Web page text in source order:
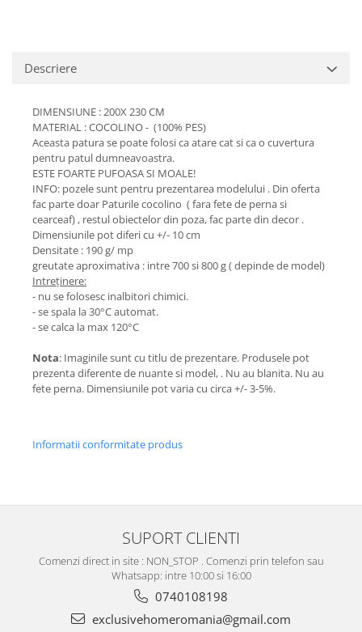
Descriere
DIMENSIUNE : 200X 230 CM
MATERIAL : COCOLINO - (100% PES)
Aceasta patura se poate folosi ca atare cat si ca o cuvertura
pentru patul dumneavoastra.
ESTE FOARTE PUFOASA SI MOALE!
INFO: pozele sunt pentru prezentarea modelului . Din oferta
fac parte doar Paturile cocolino ( fara fete de perna si
cearceaf) , restul obiectelor din poza, fac parte din decor .
Dimensiunile pot diferi cu +/- 10 cm
Densitate : 190 g/ mp
greutate aproximativa : intre 700 si 800 g ( depinde de model)
Intreținere:
- nu se folosesc inalbitori chimici.
- se spala la 30°C automat.
- se calca la max 120°C
Nota: Imaginile sunt cu titlu de prezentare. Produsele pot
prezenta diferente de nuante si model, . Nu au blanita. Nu au
fete perna. Dimensiunile pot varia cu circa +/- 3-5%.
Informatii conformitate produs
SUPORT CLIENTI
Comenzi direct in site : NON_STOP . Comenzi prin telefon sau
Whatsapp: intre 10:00 si 16:00
0740108198
exclusivehomeromania@gmail.com